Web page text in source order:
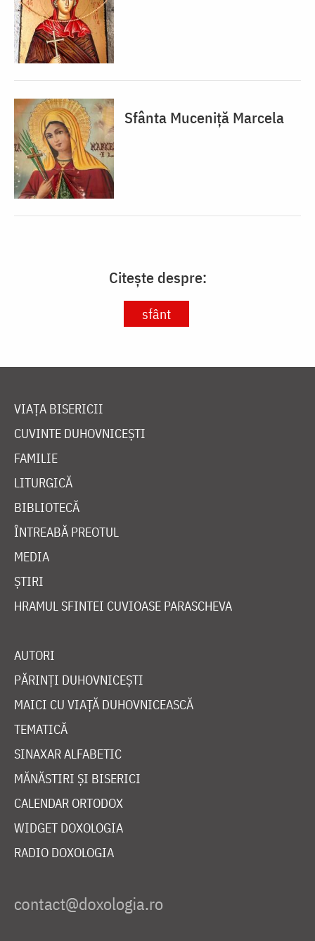
Sfânta Muceniță Marcela
Citește despre:
sfânt
VIAȚA BISERICII
CUVINTE DUHOVNICEȘTI
FAMILIE
LITURGICĂ
BIBLIOTECĂ
ÎNTREABĂ PREOTUL
MEDIA
ȘTIRI
HRAMUL SFINTEI CUVIOASE PARASCHEVA
AUTORI
PĂRINȚI DUHOVNICEȘTI
MAICI CU VIAȚĂ DUHOVNICEASCĂ
TEMATICĂ
SINAXAR ALFABETIC
MĂNĂSTIRI ȘI BISERICI
CALENDAR ORTODOX
WIDGET DOXOLOGIA
RADIO DOXOLOGIA